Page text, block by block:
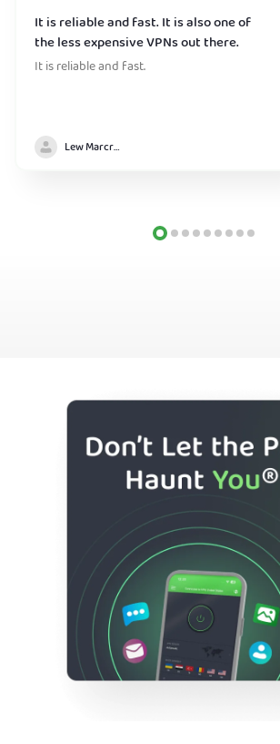
It is reliable and fast. It is also one of
the less expensive VPNs out there.
It is reliable and fast.
Lew Marcrum